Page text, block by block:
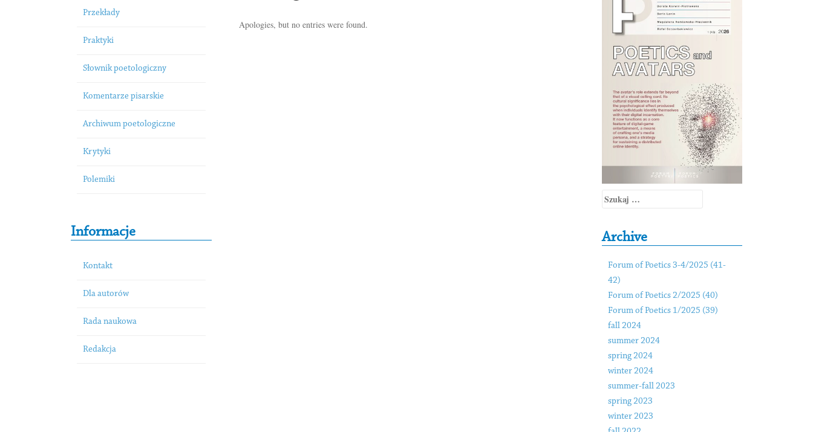
Przekłady
Praktyki
Słownik poetologiczny
Komentarze pisarskie
Archiwum poetologiczne
Krytyki
Polemiki
Informacje
Kontakt
Dla autorów
Rada naukowa
Redakcja
Apologies, but no entries were found.
Szukaj:
Archive
Forum of Poetics 3-4/2025 (41-
42)
Forum of Poetics 2/2025 (40)
Forum of Poetics 1/2025 (39)
fall 2024
summer 2024
spring 2024
winter 2024
summer-fall 2023
spring 2023
winter 2023